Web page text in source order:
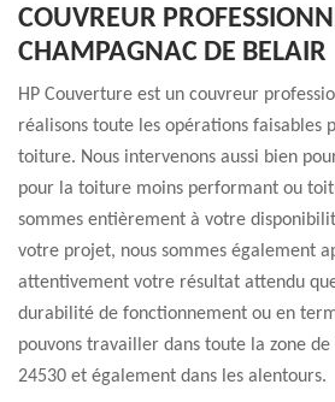
COUVREUR
CHAMPAGNAC DE BELAIR
HP Couverture est un couvreur
réalisons toute les opérations faisables
toiture. Nous intervenons aussi bien
pour la toiture moins performant ou
sommes entièrement à votre
votre projet, nous sommes également
attentivement votre résultat attendu
durabilité de fonctionnement ou en
pouvons travailler dans toute la zone
24530 et également dans les alentours.